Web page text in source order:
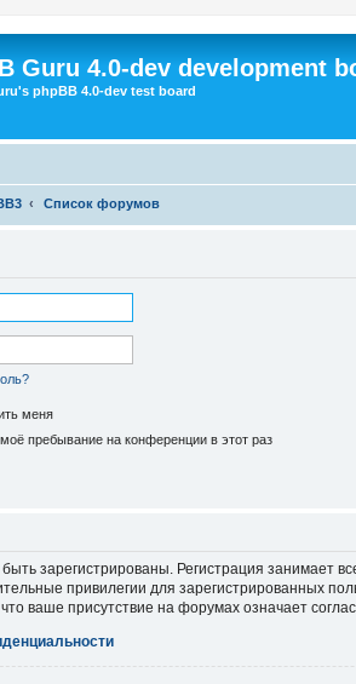
Guru 4.0-dev development
phpBB 4.0-dev test board
Список форумов
меня
пребывание на конференции в этот раз
зарегистрированы. Регистрация занимает
привилегии для зарегистрированных
ваше присутствие на форумах означает